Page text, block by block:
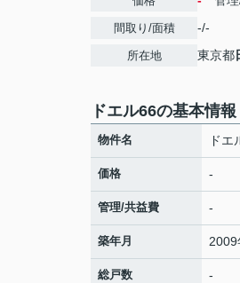
間取り/面積 -/-
所在地 東京都
ドエル66の基本情報
物件名 ドエ
価格 -
管理/共益費 -
築年月 2009
総戸数 -